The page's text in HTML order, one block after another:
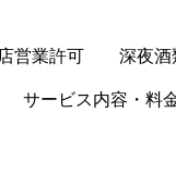
営業許可 深夜酒
サービス内容・料